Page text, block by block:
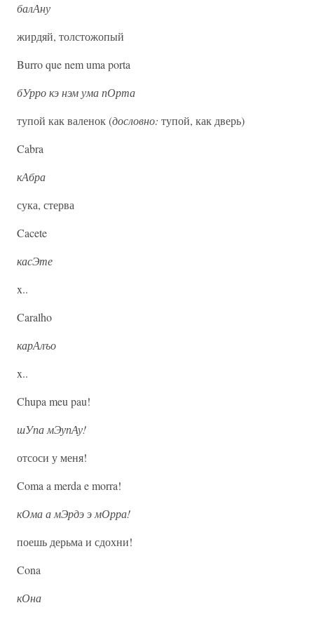
балАну
жирдяй, толстожопый
Burro que nem uma porta
бУрро кэ нэм ума пОрта
тупой как валенок (дословно: тупой, как дверь)
Cabra
кАбра
сука, стерва
Cacete
касЭте
x..
Caralho
карАлъо
x..
Chupa meu pau!
шУпа мЭупАу!
отсоси у меня!
Coma a merda e morra!
кОма а мЭрдэ э мОрра!
поешь дерьма и сдохни!
Cona
кОна